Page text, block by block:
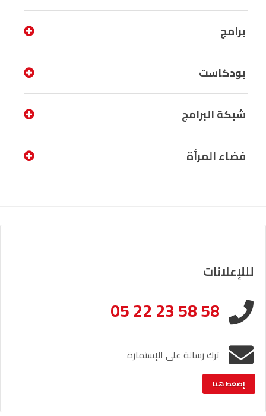
برامج
بودكاست
شبكة البرامج
فضاء المرأة
لللإعلانات
05 22 23 58 58
ترك رسالة على الإستمارة
إضغط هنا